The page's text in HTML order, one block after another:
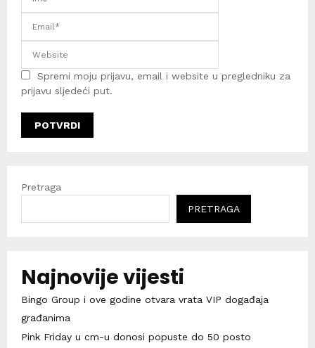
Spremi moju prijavu, email i website u pregledniku za
prijavu sljedeći put.
Pretraga
PRETRAGA
Najnovije vijesti
Bingo Group i ove godine otvara vrata VIP događaja
građanima
Pink Friday u cm-u donosi popuste do 50 posto